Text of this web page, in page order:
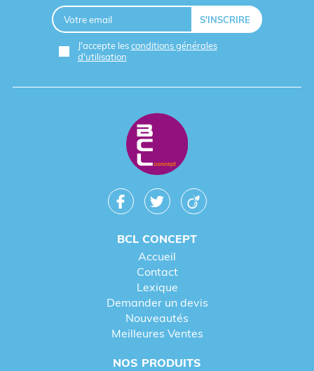
J'accepte lesconditions générales
d'utilisation
BCL CONCEPT
Accueil
Contact
Lexique
Demander un devis
Nouveautés
Meilleures Ventes
NOS PRODUITS